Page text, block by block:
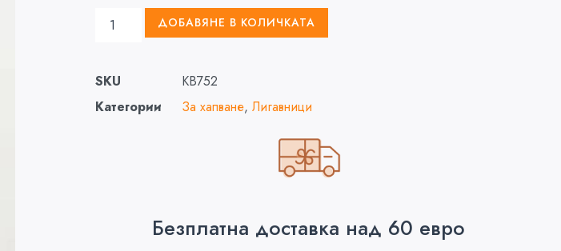
ДОБАВЯНЕ В КОЛИЧКАТА
SKU
KB752
Категории
За хапване, Лигавници
Безплатна доставка над 60 евро